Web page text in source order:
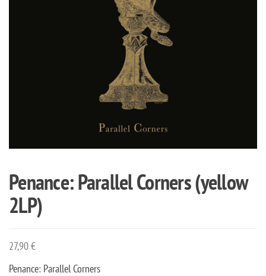
Penance: Parallel Corners (yellow
2LP)
27,90€
Penance: Parallel Corners